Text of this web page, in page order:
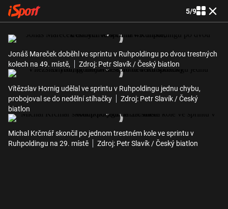
5/9
Jonáš Mareček doběhl ve sprintu v Ruhpoldingu po dvou trestných
kolech na 49. místě,
Zdroj: Petr Slavík / Český biatlon
Vítězslav Hornig udělal ve sprintu v Ruhpoldingu jednu chybu,
probojoval se do nedělní stíhačky
Zdroj: Petr Slavík / Český
biatlon
Michal Krčmář skončil po jednom trestném kole ve sprintu v
Ruhpoldingu na 29. místě
Zdroj: Petr Slavík / Český biatlon